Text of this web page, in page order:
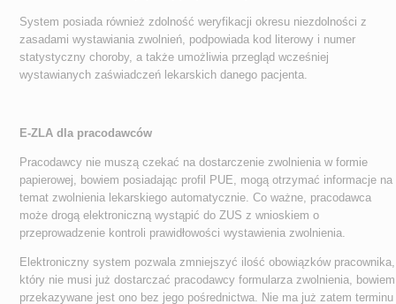
System posiada również zdolność weryfikacji okresu niezdolności z
zasadami wystawiania zwolnień, podpowiada kod literowy i numer
statystyczny choroby, a także umożliwia przegląd wcześniej
wystawianych zaświadczeń lekarskich danego pacjenta.
E-ZLA dla pracodawców
Pracodawcy nie muszą czekać na dostarczenie zwolnienia w formie
papierowej, bowiem posiadając profil PUE, mogą otrzymać informacje na
temat zwolnienia lekarskiego automatycznie. Co ważne, pracodawca
może drogą elektroniczną wystąpić do ZUS z wnioskiem o
przeprowadzenie kontroli prawidłowości wystawienia zwolnienia.
Elektroniczny system pozwala zmniejszyć ilość obowiązków pracownika,
który nie musi już dostarczać pracodawcy formularza zwolnienia, bowiem
przekazywane jest ono bez jego pośrednictwa. Nie ma już zatem terminu